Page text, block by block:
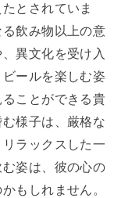
とされていま
飲み物以上の意
異文化を受け入
ールを楽しむ姿
ことができる貴
様子は、厳格な
ラックスした一
姿は、彼の心の
もしれません。